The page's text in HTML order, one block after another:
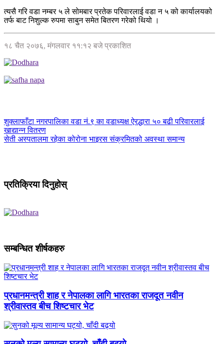
त्यसै गरि वडा नम्बर ५ ले सोमबार प्रतेक परिवारलाई वडा न ५ को कार्यालयको
तर्फ बाट निशुल्क रुपमा साबुन समेत बितरण गरेको थियो ।
१८ चैत २०७६, मंगलवार ११:१२ बजे प्रकाशित
शुक्लाफाँटा नगरपालिका वडा नं.९ का वडाध्यक्ष ऐरद्धारा ५० बढी परिवारलाई
खाद्यान्न वितरण
सेती अस्पतालमा रहेका कोरोना भाइरस संक्रमितको अवस्था समान्य
प्रतिक्रिया दिनुहोस्
सम्बन्धित शीर्षकहरु
प्रधानमन्त्री शाह र नेपालका लागि भारतका राजदूत नवीन
श्रीवास्तव बीच शिष्टचार भेट